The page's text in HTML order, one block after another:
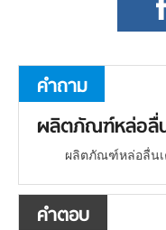
คำถาม
ผลิตภัณฑ์หล่อลื่น
ผลิตภัณฑ์หล่อลื่นเ
คำตอบ